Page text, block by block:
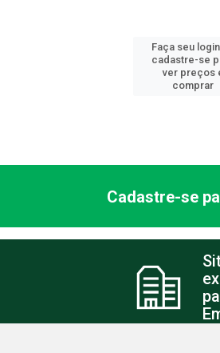
Faça seu
cadastre-se
ver preços
comprar
Cadastre-se